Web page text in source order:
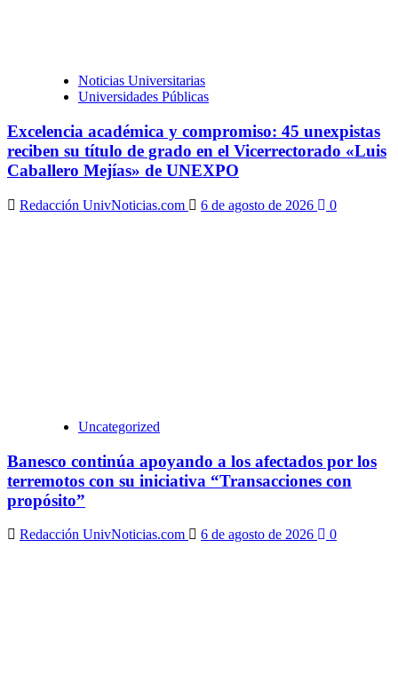
Noticias Universitarias
Universidades Públicas
Excelencia académica y compromiso: 45 unexpistas
reciben su título de grado en el Vicerrectorado «Luis
Caballero Mejías» de UNEXPO
Redacción UnivNoticias.com 6 de agosto de 2026 0
Uncategorized
Banesco continúa apoyando a los afectados por los
terremotos con su iniciativa “Transacciones con
propósito”
Redacción UnivNoticias.com 6 de agosto de 2026 0